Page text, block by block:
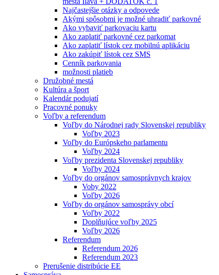
Najčastejšie otázky a odpovede
Akými spôsobmi je možné uhradiť parkovné
Ako vybaviť parkovaciu kartu
Ako zaplatiť parkovné cez parkomat
Ako zaplatiť lístok cez mobilnú aplikáciu
Ako zakúpiť lístok cez SMS
Cenník parkovania
možnosti platieb
Družobné mestá
Kultúra a šport
Kalendár podujatí
Pracovné ponuky
Voľby a referendum
Voľby do Národnej rady Slovenskej republiky
Voľby 2023
Voľby do Európskeho parlamentu
Voľby 2024
Voľby prezidenta Slovenskej republiky
Voľby 2024
Voľby do orgánov samosprávnych krajov
Voby 2022
Voľby 2026
Voľby do orgánov samosprávy obcí
Voľby 2022
Doplňujúce voľby 2025
Voľby 2026
Referendum
Referendum 2026
Referendum 2023
Prerušenie distribúcie EE